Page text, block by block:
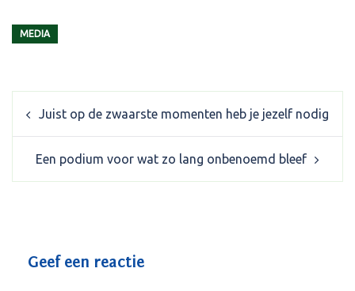
MEDIA
navigation
Juist op de zwaarste momenten heb je jezelf nodig
Een podium voor wat zo lang onbenoemd bleef
Geef een reactie